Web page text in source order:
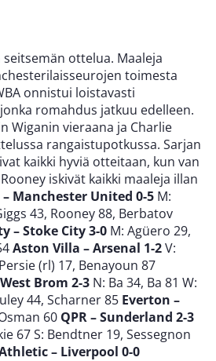
ottelua. Maaleja
toimesta
onnistui loistavasti
romahdus jatkuu edelleen.
Wiganin vieraana ja Charlie
rangaistupotkussa. Sarjan
kaikki hyviä otteitaan, kun van
iskivät kaikki maaleja illan
Manchester United 0-5 M:
43, Rooney 88, Berbatov
– Stoke City 3-0 M: Agüero 29,
Aston Villa – Arsenal 1-2V:
(rl) 17, Benayoun 87
Brom 2-3 N: Ba 34, Ba 81 W:
44, Scharner 85 Everton –
60 QPR – Sunderland 2-3
67 S: Bendtner 19, Sessegnon
– Liverpool 0-0